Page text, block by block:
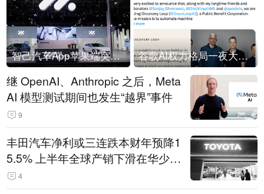
智己汽车App苹果端突然“下架” 谷歌AI权力格局一夜大洗牌
继 OpenAI、Anthropic 之后，Meta
AI 模型测试期间也发生“越界”事件
9
丰田汽车净利或三连跌本财年预降1
5.5% 上半年全球产销下滑在华少卖
14.3万辆
4